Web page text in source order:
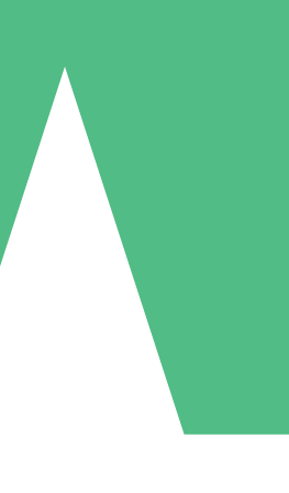
Individuels
téléchargement. Sans engagement
5 Téléchargements
US$